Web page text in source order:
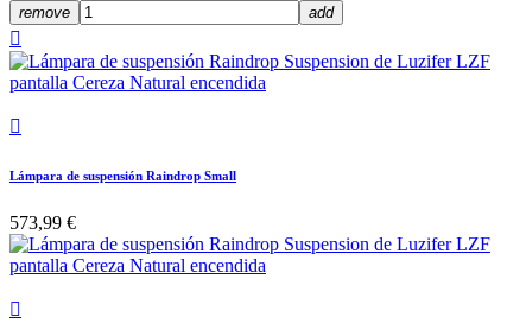
remove add


Lámpara de suspensión Raindrop Small
573,99 €
